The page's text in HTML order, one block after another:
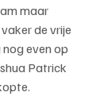
maar
de vrije
nog even op
Patrick